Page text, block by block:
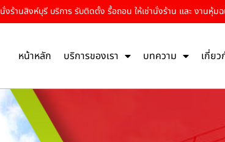
นั่งร้านสิงห์บุรี บริการ รับติดตั้ง รื้อถอน ให้เช่านั่งร้าน และ งานหุ้
หน้าหลัก บริการของเรา บทความ เกี่ย